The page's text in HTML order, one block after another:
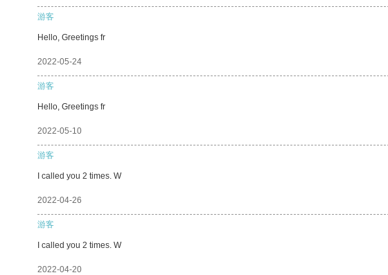
游客
Hello, Greetings fr
2022-05-24
游客
Hello, Greetings fr
2022-05-10
游客
I called you 2 times. W
2022-04-26
游客
I called you 2 times. W
2022-04-20